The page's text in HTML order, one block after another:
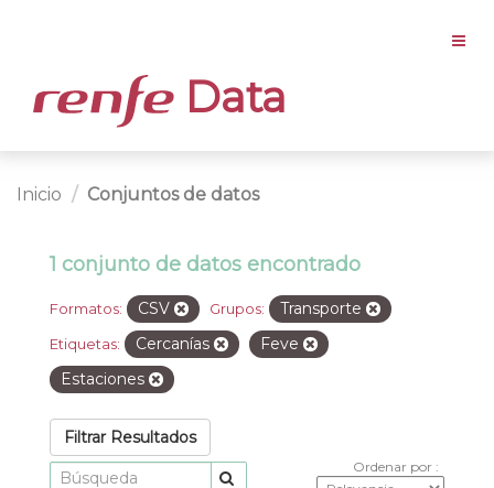
Data
Inicio Conjuntos de datos
1 conjunto de datos encontrado
Formatos: CSV Grupos: Transporte
Etiquetas: Cercanías
Feve
Estaciones
Filtrar Resultados
Ordenar por